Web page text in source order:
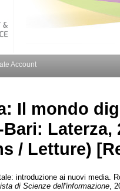
Account
Il mondo
Laterza,
/ Letture)
introduzione ai nuovi media.
di Scienze dell'informazione ,